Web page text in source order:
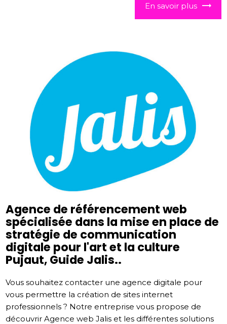
En savoir plus
Agence de référencement web
spécialisée dans la mise en place de
stratégie de communication
digitale pour l'art et la culture
Pujaut, Guide Jalis..
Vous souhaitez contacter une agence digitale pour
vous permettre la création de sites internet
professionnels ? Notre entreprise vous propose de
découvrir Agence web Jalis et les différentes solutions